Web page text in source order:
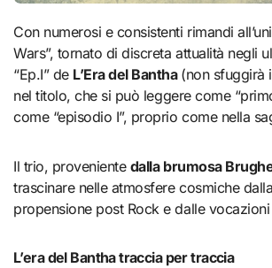
Con numerosi e consistenti rimandi all’universo di “Star
Wars”, tornato di discreta attualità negli
“Ep.I” de L’Era del Bantha (non sfuggirà
nel titolo, che si può leggere come
come “episodio I”, proprio come nella
Il trio, proveniente dalla brumosa
trascinare nelle atmosfere cosmiche
propensione post Rock e dalle
L’era del Bantha traccia per traccia